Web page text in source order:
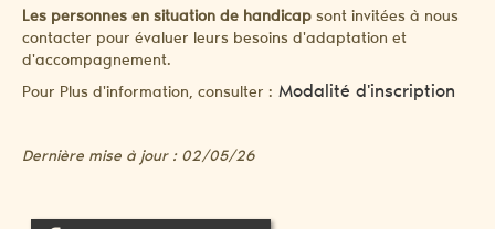
Les personnes en situation de handicap sont invitées à nous
contacter pour évaluer leurs besoins d'adaptation et
d'accompagnement.
Pour Plus d'information, consulter : Modalité d'inscription
Dernière mise à jour : 02/05/26